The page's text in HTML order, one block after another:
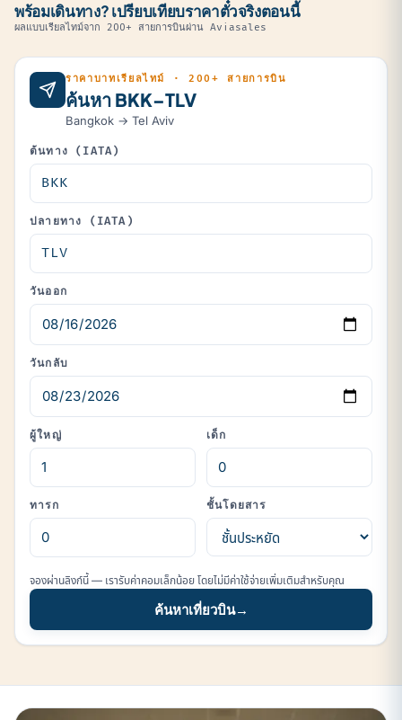
พร้อมเดินทาง? เปรียบเทียบราคาตั๋วจริงตอนนี้
ผลแบบเรียลไทม์จาก 200+ สายการบินผ่าน Aviasales
ราคาบาทเรียลไทม์ · 200+ สายการบิน
ค้นหา BKK–TLV
Bangkok → Tel Aviv
ต้นทาง (IATA)
ปลายทาง (IATA)
วันออก
วันกลับ
ผู้ใหญ่ เด็ก
ทารก ชั้นโดยสาร
จองผ่านลิงก์นี้ — เรารับค่าคอมเล็กน้อย โดยไม่มีค่าใช้จ่ายเพิ่มเติมสำหรับคุณ
ค้นหาเที่ยวบิน→